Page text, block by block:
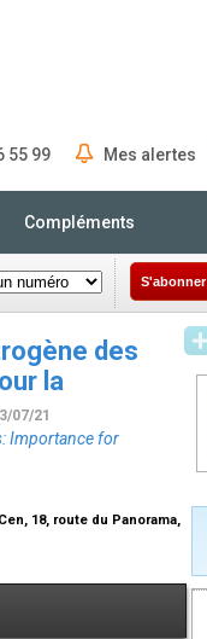
55 99 Mes alertes
Compléments
S'abonner
des
la
07/21
Importance for
18, route du Panorama,